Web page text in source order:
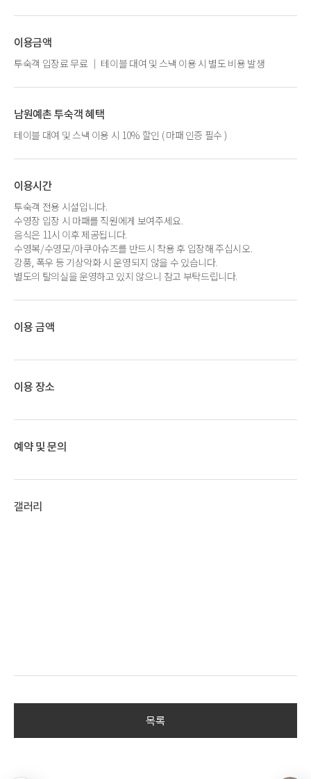
이용금액
투숙객 입장료 무료 ｜ 테이블 대여 및 스낵 이용 시 별도 비용 발생
남원예촌 투숙객 혜택
테이블 대여 및 스낵 이용 시 10% 할인 ( 마패 인증 필수 )
이용시간
투숙객 전용 시설입니다.
수영장 입장 시 마패를 직원에게 보여주세요.
음식은 11시 이후 제공됩니다.
수영복/수영모/아쿠아슈즈를 반드시 착용 후 입장해 주십시오.
강풍, 폭우 등 기상악화 시 운영되지 않을 수 있습니다.
별도의 탈의실을 운영하고 있지 않으니 참고 부탁드립니다.
이용 금액
이용 장소
예약 및 문의
갤러리
목록